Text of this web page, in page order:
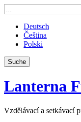
Deutsch
Čeština
Polski
Suche
Lanterna
Vzdělávací a setkávací